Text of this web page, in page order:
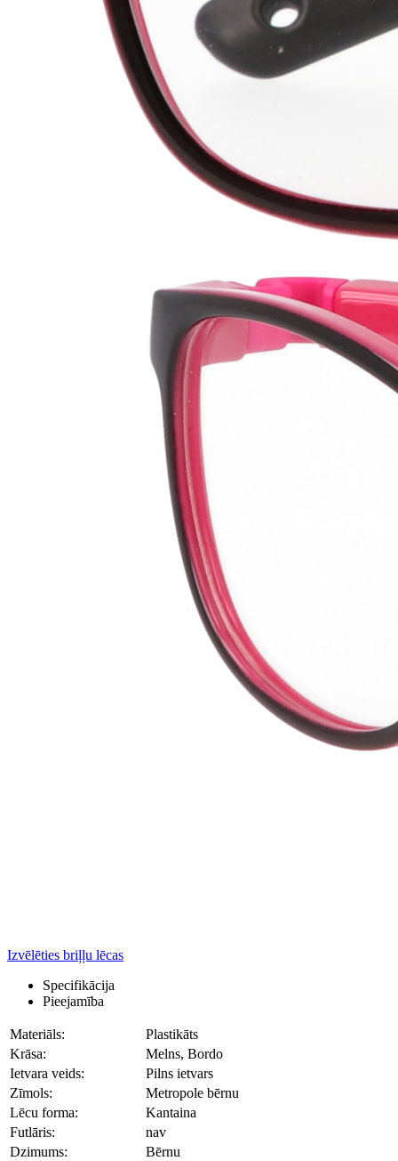
Izvēlēties briļļu lēcas
Specifikācija
Pieejamība
Materiāls:
Plastikāts
Krāsa:
Melns, Bordo
Ietvara veids:
Pilns ietvars
Zīmols:
Metropole bērnu
Lēcu forma:
Kantaina
Futlāris:
nav
Dzimums:
Bērnu